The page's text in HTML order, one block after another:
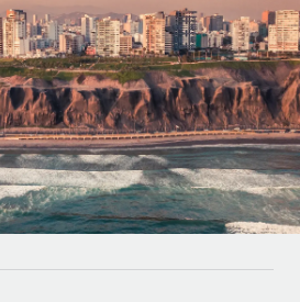
工作流程
资源功能
造的全球敏捷型人力资源与薪资解决方案
解决方案扩展团队
算货币选项与结算速度
登录